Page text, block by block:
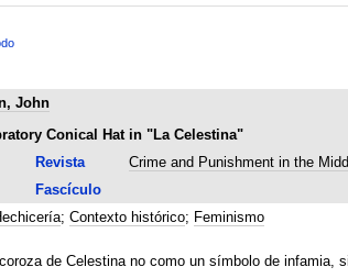
John
Conical Hat in "La Celestina"
Revista Crime and Punishment in the
Fascículo
; Contexto histórico; Feminismo
de Celestina no como un símbolo de infamia,